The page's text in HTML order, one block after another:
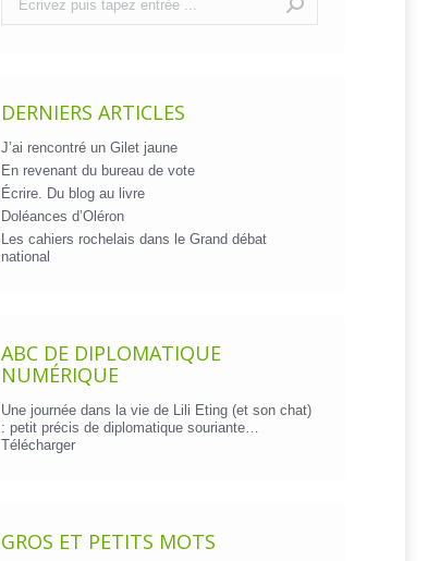
DERNIERS ARTICLES
J’ai rencontré un Gilet jaune
En revenant du bureau de vote
Écrire. Du blog au livre
Doléances d’Oléron
Les cahiers rochelais dans le Grand débat
national
ABC DE DIPLOMATIQUE
NUMÉRIQUE
Une journée dans la vie de Lili Eting (et son chat)
: petit précis de diplomatique souriante…
Télécharger
GROS ET PETITS MOTS